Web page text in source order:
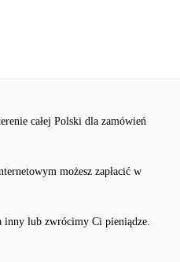
całej Polski dla zamówień
możesz zapłacić w
inny lub zwrócimy Ci pieniądze.